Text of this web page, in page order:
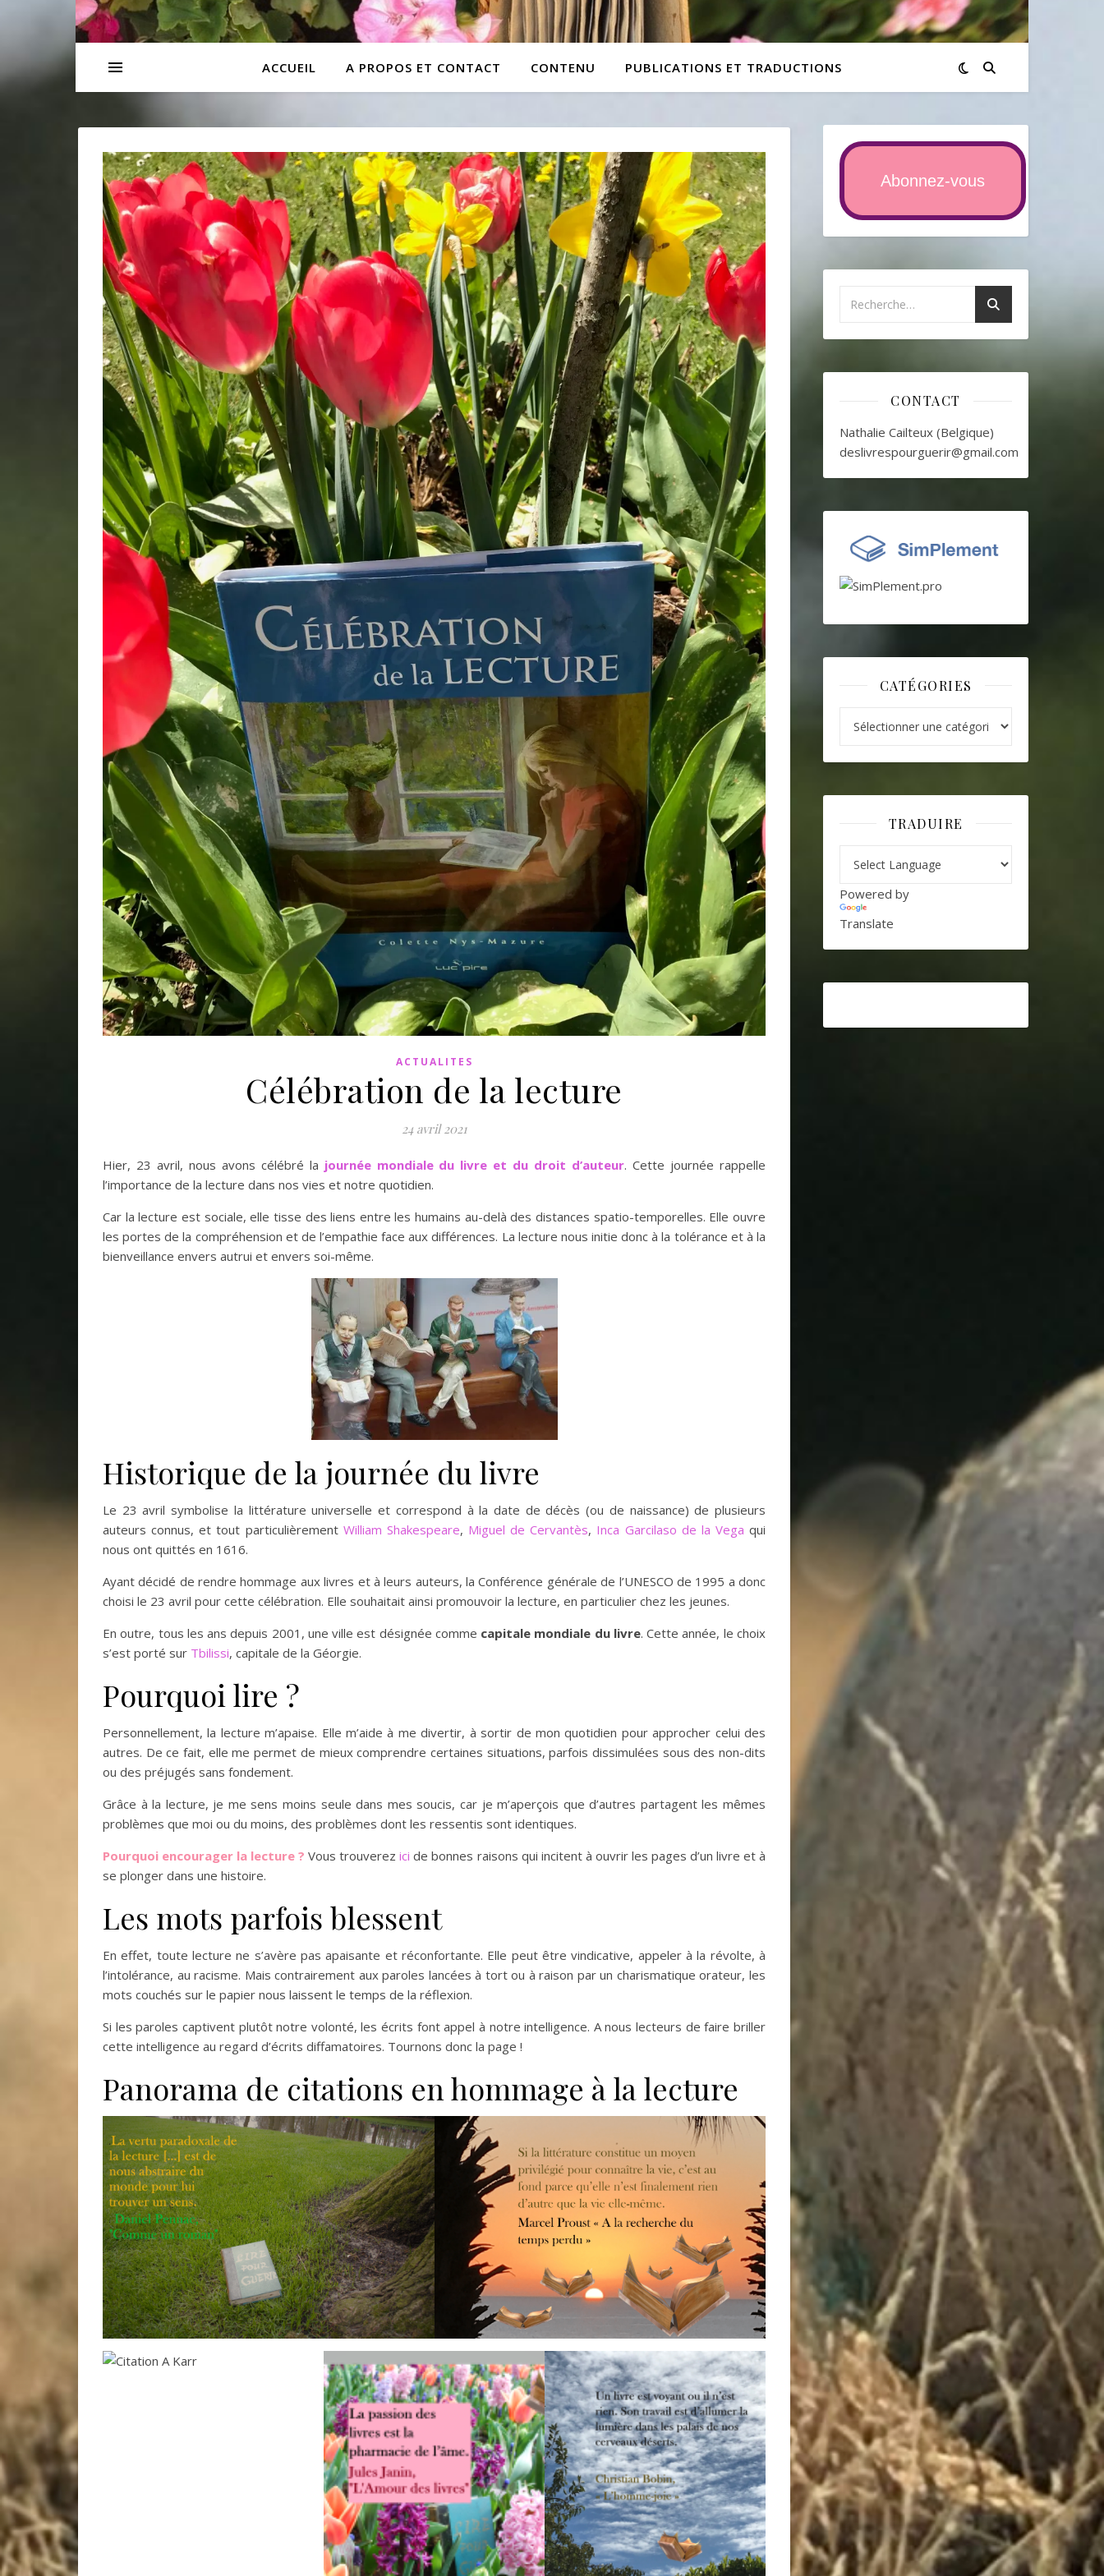
ACCUEIL A PROPOS ET CONTACT CONTENU PUBLICATIONS ET TRADUCTIONS
ACTUALITES
Célébration de la lecture
24 avril 2021
Hier, 23 avril, nous avons célébré la journée mondiale du livre et du droit d’auteur. Cette journée rappelle
l’importance de la lecture dans nos vies et notre quotidien.
Car la lecture est sociale, elle tisse des liens entre les humains au-delà des distances spatio-temporelles. Elle ouvre
les portes de la compréhension et de l’empathie face aux différences. La lecture nous initie donc à la tolérance et à la
bienveillance envers autrui et envers soi-même.
Historique de la journée du livre
Le 23 avril symbolise la littérature universelle et correspond à la date de décès (ou de naissance) de plusieurs
auteurs connus, et tout particulièrement William Shakespeare, Miguel de Cervantès, Inca Garcilaso de la Vega qui
nous ont quittés en 1616.
Ayant décidé de rendre hommage aux livres et à leurs auteurs, la Conférence générale de l’UNESCO de 1995 a donc
choisi le 23 avril pour cette célébration. Elle souhaitait ainsi promouvoir la lecture, en particulier chez les jeunes.
En outre, tous les ans depuis 2001, une ville est désignée comme capitale mondiale du livre. Cette année, le choix
s’est porté sur Tbilissi, capitale de la Géorgie.
Pourquoi lire ?
Personnellement, la lecture m’apaise. Elle m’aide à me divertir, à sortir de mon quotidien pour approcher celui des
autres. De ce fait, elle me permet de mieux comprendre certaines situations, parfois dissimulées sous des non-dits
ou des préjugés sans fondement.
Grâce à la lecture, je me sens moins seule dans mes soucis, car je m’aperçois que d’autres partagent les mêmes
problèmes que moi ou du moins, des problèmes dont les ressentis sont identiques.
Pourquoi encourager la lecture ? Vous trouverezicide bonnes raisons qui incitent à ouvrir les pages d’un livre et à
se plonger dans une histoire.
Les mots parfois blessent
En effet, toute lecture ne s’avère pas apaisante et réconfortante. Elle peut être vindicative, appeler à la révolte, à
l’intolérance, au racisme. Mais contrairement aux paroles lancées à tort ou à raison par un charismatique orateur, les
mots couchés sur le papier nous laissent le temps de la réflexion.
Si les paroles captivent plutôt notre volonté, les écrits font appel à notre intelligence. A nous lecteurs de faire briller
cette intelligence au regard d’écrits diffamatoires. Tournons donc la page !
Panorama de citations en hommage à la lecture
Abonnez-vous
CONTACT
Nathalie Cailteux (Belgique)
deslivrespourguerir@gmail.com
CATÉGORIES
TRADUIRE
Powered by
Translate